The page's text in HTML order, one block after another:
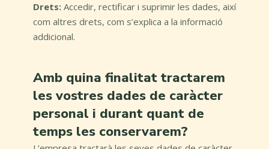
Drets:Accedir, rectificar i suprimir les dades, així
com altres drets, com s’explica a la informació
addicional.
Amb quina finalitat tractarem
les vostres dades de caràcter
personal i durant quant de
temps les conservarem?